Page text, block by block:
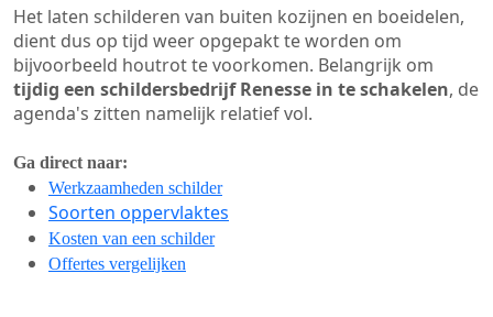
Het laten schilderen van buiten kozijnen en boeidelen,
dient dus op tijd weer opgepakt te worden om
bijvoorbeeld houtrot te voorkomen. Belangrijk om
tijdig een schildersbedrijf Renesse in te schakelen, de
agenda's zitten namelijk relatief vol.
Ga direct naar:
Werkzaamheden schilder
Soorten oppervlaktes
Kosten van een schilder
Offertes vergelijken